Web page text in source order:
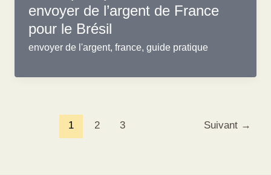
envoyer de l’argent de France
pour le Brésil
envoyer de l'argent,france,guide pratique
1 2 3 Suivant →